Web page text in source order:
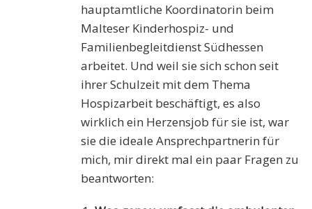
hauptamtliche Koordinatorin beim
Malteser Kinderhospiz- und
Familienbegleitdienst Südhessen
arbeitet. Und weil sie sich schon seit
ihrer Schulzeit mit dem Thema
Hospizarbeit beschäftigt, es also
wirklich ein Herzensjob für sie ist, war
sie die ideale Ansprechpartnerin für
mich, mir direkt mal ein paar Fragen zu
beantworten: